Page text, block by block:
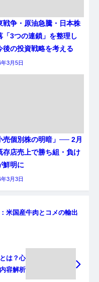
戦争・原油急騰・日本株
「3つの連鎖」を整理し
後の投資戦略を考える
3月5日
売個別株の明暗」── 2月
存店売上で勝ち組・負け
鮮明に
3月3日
米国産牛肉とコメの輸出
は？心
容解析